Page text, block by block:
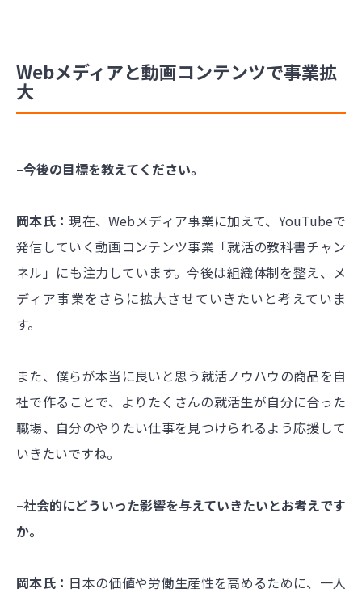
Webメディアと動画コンテンツで事業拡
大
–今後の目標を教えてください。
岡本氏：現在、Webメディア事業に加えて、YouTubeで
発信していく動画コンテンツ事業「就活の教科書チャン
ネル」にも注力しています。今後は組織体制を整え、メ
ディア事業をさらに拡大させていきたいと考えていま
す。
また、僕らが本当に良いと思う就活ノウハウの商品を自
社で作ることで、よりたくさんの就活生が自分に合った
職場、自分のやりたい仕事を見つけられるよう応援して
いきたいですね。
–社会的にどういった影響を与えていきたいとお考えです
か。
岡本氏： 日本の価値や労働生産性を高めるために、一人